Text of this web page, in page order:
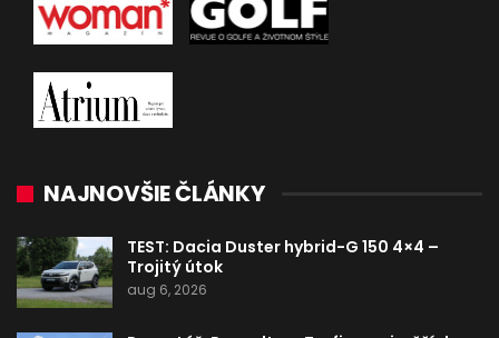
NAJNOVŠIE ČLÁNKY
TEST: Dacia Duster hybrid-G 150 4×4 –
Trojitý útok
aug 6, 2026